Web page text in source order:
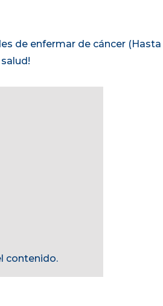
de enfermar de cáncer
contenido.